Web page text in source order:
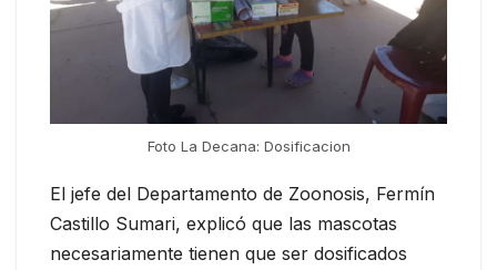
Foto La Decana: Dosificacion
El jefe del Departamento de Zoonosis, Fermín
Castillo Sumari, explicó que las mascotas
necesariamente tienen que ser dosificados